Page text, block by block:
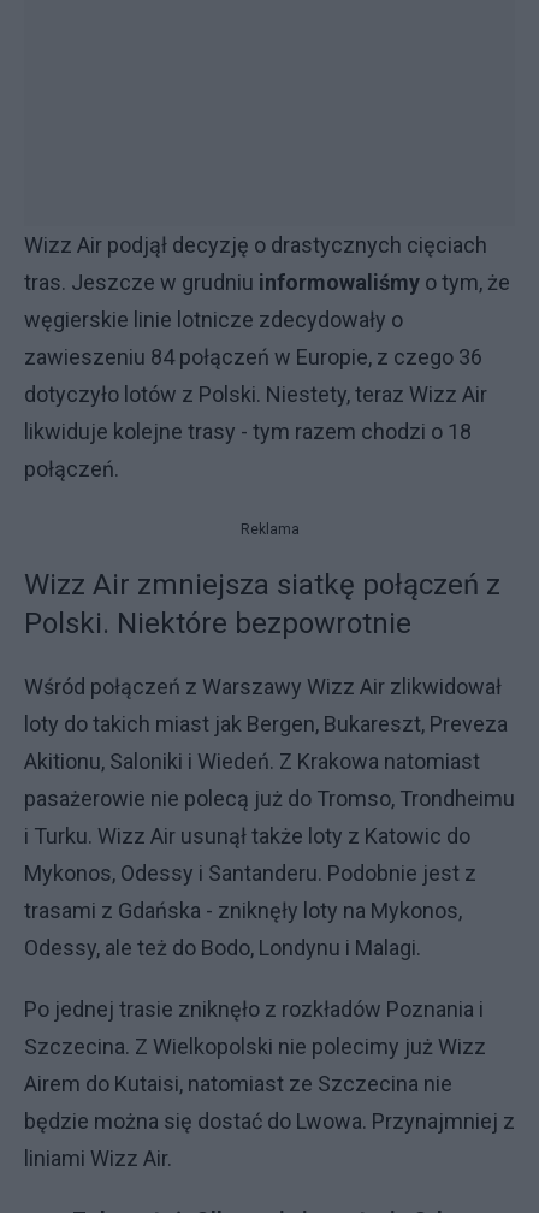
Wizz Air podjął decyzję o drastycznych cięciach
tras. Jeszcze w grudniu informowaliśmy o tym, że
węgierskie linie lotnicze zdecydowały o
zawieszeniu 84 połączeń w Europie, z czego 36
dotyczyło lotów z Polski. Niestety, teraz Wizz Air
likwiduje kolejne trasy - tym razem chodzi o 18
połączeń.
Reklama
Wizz Air zmniejsza siatkę połączeń z
Polski. Niektóre bezpowrotnie
Wśród połączeń z Warszawy Wizz Air zlikwidował
loty do takich miast jak Bergen, Bukareszt, Preveza
Akitionu, Saloniki i Wiedeń. Z Krakowa natomiast
pasażerowie nie polecą już do Tromso, Trondheimu
i Turku. Wizz Air usunął także loty z Katowic do
Mykonos, Odessy i Santanderu. Podobnie jest z
trasami z Gdańska - zniknęły loty na Mykonos,
Odessy, ale też do Bodo, Londynu i Malagi.
Po jednej trasie zniknęło z rozkładów Poznania i
Szczecina. Z Wielkopolski nie polecimy już Wizz
Airem do Kutaisi, natomiast ze Szczecina nie
będzie można się dostać do Lwowa. Przynajmniej z
liniami Wizz Air.